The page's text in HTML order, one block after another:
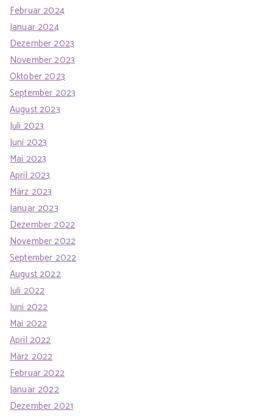
Februar 2024
Januar 2024
Dezember 2023
November 2023
Oktober 2023
September 2023
August 2023
Juli 2023
Juni 2023
Mai 2023
April 2023
März 2023
Januar 2023
Dezember 2022
November 2022
September 2022
August 2022
Juli 2022
Juni 2022
Mai 2022
April 2022
März 2022
Februar 2022
Januar 2022
Dezember 2021